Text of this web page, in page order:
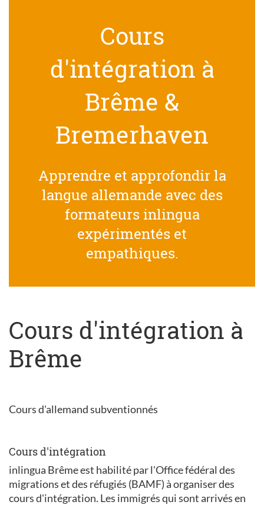
Cours
d'intégration à
Brême &
Bremerhaven
Apprendre et approfondir la
langue allemande avec des
formateurs inlingua
expérimentés et
empathiques.
Cours d'intégration à
Brême
Cours d'allemand subventionnés
Cours d'intégration
inlingua Brême est habilité par l'Office fédéral des
migrations et des réfugiés (BAMF) à organiser des
cours d'intégration. Les immigrés qui sont arrivés en